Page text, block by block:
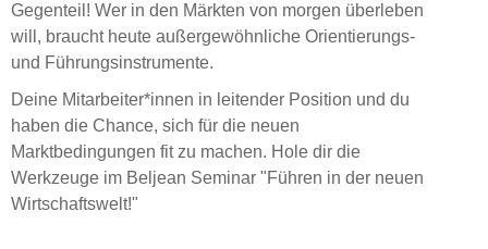
Gegenteil! Wer in den Märkten von morgen überleben
will, braucht heute außergewöhnliche Orientierungs-
und Führungsinstrumente.
Deine Mitarbeiter*innen in leitender Position und du
haben die Chance, sich für die neuen
Marktbedingungen fit zu machen. Hole dir die
Werkzeuge im Beljean Seminar "Führen in der neuen
Wirtschaftswelt!"